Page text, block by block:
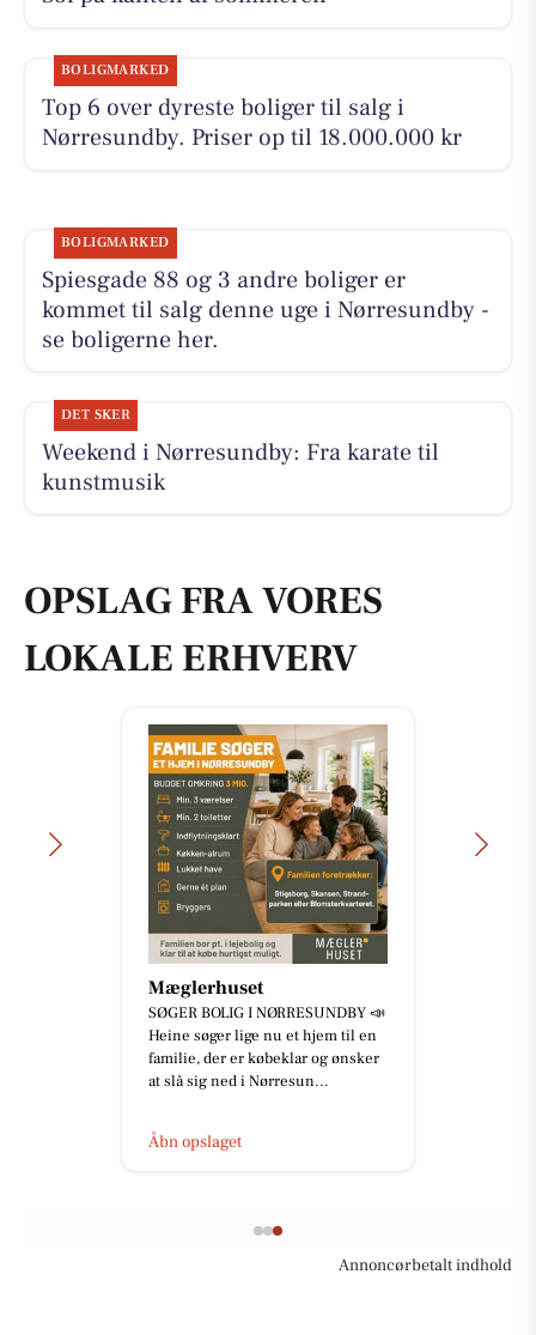
BOLIGMARKED
Top 6 over dyreste boliger til salg i
Nørresundby. Priser op til 18.000.000 kr
BOLIGMARKED
Spiesgade 88 og 3 andre boliger er
kommet til salg denne uge i Nørresundby -
se boligerne her.
DET SKER
Weekend i Nørresundby: Fra karate til
kunstmusik
OPSLAG FRA VORES
LOKALE ERHVERV
Mæglerhuset
SØGER BOLIG I NØRRESUNDBY 📣
Heine søger lige nu et hjem til en
familie, der er købeklar og ønsker
at slå sig ned i Nørresun...
Åbn opslaget
Annoncørbetalt indhold